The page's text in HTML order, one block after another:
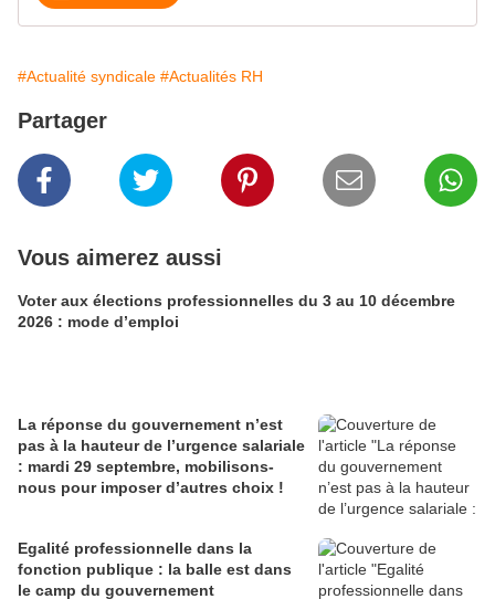
#Actualité syndicale #Actualités RH
Partager
Vous aimerez aussi
Voter aux élections professionnelles du 3 au 10 décembre
2026 : mode d’emploi
La réponse du gouvernement n’est
pas à la hauteur de l’urgence salariale
: mardi 29 septembre, mobilisons-
nous pour imposer d’autres choix !
Egalité professionnelle dans la
fonction publique : la balle est dans
le camp du gouvernement